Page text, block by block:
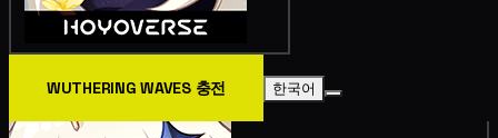
WUTHERING WAVES 충전 한국어